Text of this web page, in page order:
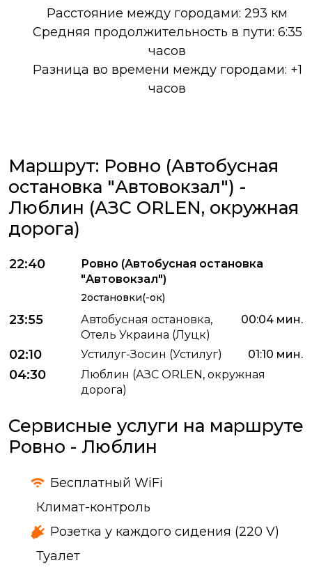
Расстояние между городами: 293 км
Средняя продолжительность в пути: 6:35
часов
Разница во времени между городами: +1
часов
Маршрут: Ровно (Автобусная
остановка "Автовокзал") -
Люблин (АЗС ORLEN, окружная
дорога)
22:40
Ровно (Автобусная остановка
"Автовокзал")
2остановки(-ок)
23:55
Автобусная остановка,
Отель Украина (Луцк)
00:04 мин.
02:10 Устилуг-Зосин (Устилуг) 01:10 мин.
04:30
Люблин (АЗС ORLEN, окружная
дорога)
Сервисные услуги на маршруте
Ровно - Люблин
Бесплатный WiFi
Климат-контроль
Розетка у каждого сидения (220 V)
Туалет